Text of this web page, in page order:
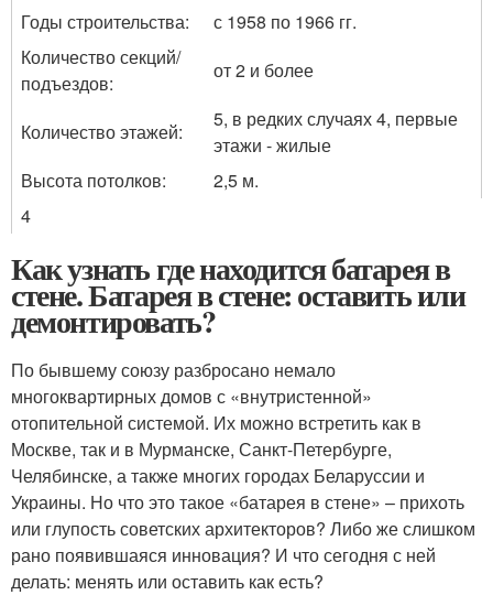
Годы строительства:
с 1958 по 1966 гг.
Количество секций/
подъездов:
от 2 и более
Количество этажей:
5, в редких случаях 4, первые
этажи - жилые
Высота потолков:
2,5 м.
4
Как узнать где находится батарея в
стене. Батарея в стене: оставить или
демонтировать?
По бывшему союзу разбросано немало
многоквартирных домов с «внутристенной»
отопительной системой. Их можно встретить как в
Москве, так и в Мурманске, Санкт-Петербурге,
Челябинске, а также многих городах Беларуссии и
Украины. Но что это такое «батарея в стене» – прихоть
или глупость советских архитекторов? Либо же слишком
рано появившаяся инновация? И что сегодня с ней
делать: менять или оставить как есть?